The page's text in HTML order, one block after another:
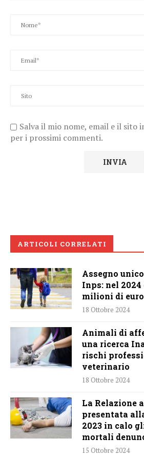
Salva il mio nome, email e il sito
per i prossimi commenti.
ARTICOLI CORRELATI
Assegno
Inps: nel 2024
milioni di euro
18 Ottobre 2024
Animali di
una ricerca
rischi
veterinario
18 Ottobre 2024
La Relazione
presentata
2023 in calo
mortali
15 Ottobre 2024